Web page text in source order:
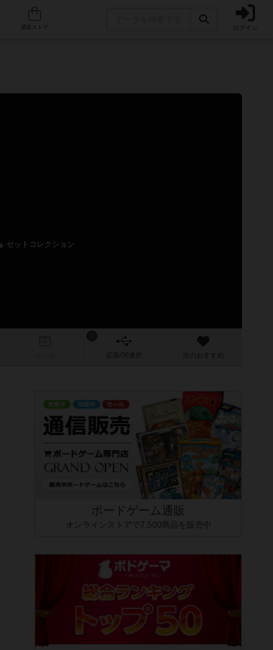
人気ボードゲーム ログイン
セットコレクション
作 次のおすすめ
ボードゲーム通販
オンラインストアで7,500商品を販売中